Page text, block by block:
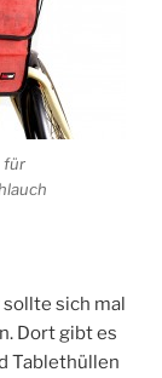
für
sich mal
Dort gibt es
Tablethüllen